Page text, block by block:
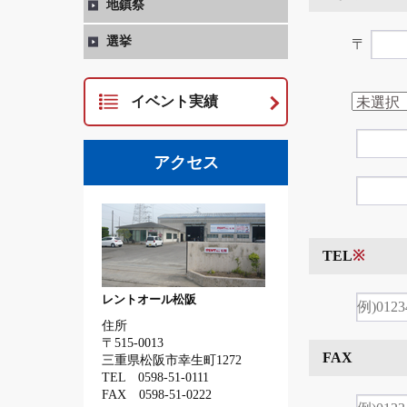
〒
TEL※
FAX
地鎮祭
選挙
イベント実績
アクセス
レントオール松阪
住所
〒515-0013
三重県松阪市幸生町1272
TEL 0598-51-0111
FAX 0598-51-0222